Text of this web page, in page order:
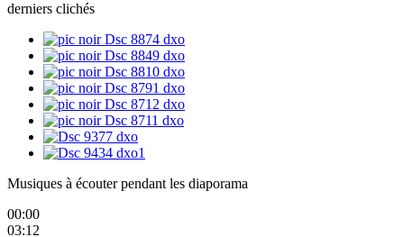
derniers clichés
Musiques à écouter pendant les diaporama
00:00
03:12